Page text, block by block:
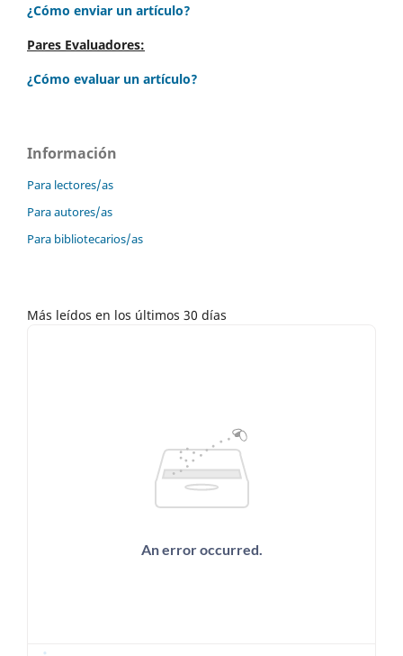
¿Cómo enviar un artículo?
Pares Evaluadores:
¿Cómo evaluar un artículo?
Información
Para lectores/as
Para autores/as
Para bibliotecarios/as
Más leídos en los últimos 30 días